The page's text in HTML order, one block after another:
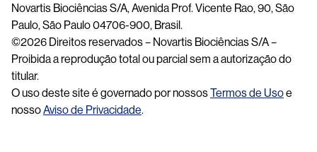
Novartis Biociências S/A, Avenida Prof. Vicente Rao, 90, São
Paulo, São Paulo 04706-900, Brasil.
©2026 Direitos reservados – Novartis Biociências S/A –
Proibida a reprodução total ou parcial sem a autorização do
titular.
O uso deste site é governado por nossosTermos de Usoe
nossoAviso de Privacidade.